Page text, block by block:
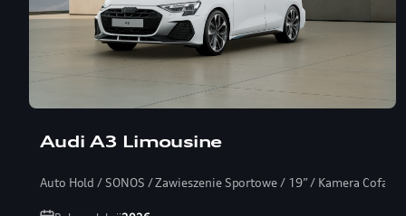
Audi A3 Limousine
Auto Hold / SONOS / Zawieszenie Sportowe / 19” / Kamera Cofania